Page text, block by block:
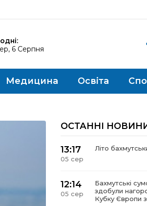
6 Серпня
Медицина Освіта
ОСТАННІ
13:17
05 сер
Літо
12:14
05 сер
Бахмутські
здобули
Кубку Європи